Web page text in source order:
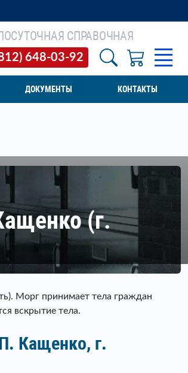
СПРАВОЧНАЯ
648-03-92
ДОКУМЕНТЫ КОНТАКТЫ
(г.
Морг принимает тела граждан
вскрытие тела.
Кащенко, г.